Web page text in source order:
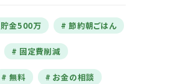
貯金500万 節約朝ごはん
固定費削減
無料 お金の相談